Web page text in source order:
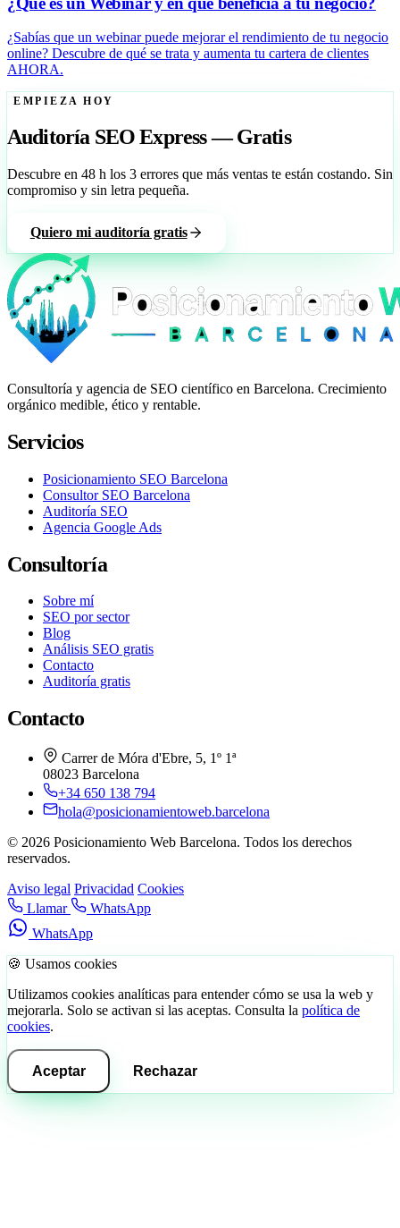
¿Sabías que un webinar puede mejorar el rendimiento de tu negocio
online? Descubre de qué se trata y aumenta tu cartera de clientes
AHORA.
EMPIEZA HOY
Auditoría SEO Express — Gratis
Descubre en 48 h los 3 errores que más ventas te están costando. Sin
compromiso y sin letra pequeña.
Quiero mi auditoría gratis
Consultoría y agencia de SEO científico en Barcelona. Crecimiento
orgánico medible, ético y rentable.
Servicios
Posicionamiento SEO Barcelona
Consultor SEO Barcelona
Auditoría SEO
Agencia Google Ads
Consultoría
Sobre mí
SEO por sector
Blog
Análisis SEO gratis
Contacto
Auditoría gratis
Contacto
Carrer de Móra d'Ebre, 5, 1º 1ª
08023 Barcelona
+34 650 138 794
hola@posicionamientoweb.barcelona
© 2026 Posicionamiento Web Barcelona. Todos los derechos
reservados.
Aviso legal Privacidad Cookies
Llamar
WhatsApp
WhatsApp
🍪 Usamos cookies
Utilizamos cookies analíticas para entender cómo se usa la web y
mejorarla. Solo se activan si las aceptas. Consulta la política de
cookies.
Aceptar Rechazar